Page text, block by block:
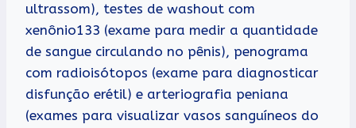
ultrassom), testes de washout com
xenônio133 (exame para medir a quantidade
de sangue circulando no pênis), penograma
com radioisótopos (exame para diagnosticar
disfunção erétil) e arteriografia peniana
(exames para visualizar vasos sanguíneos do